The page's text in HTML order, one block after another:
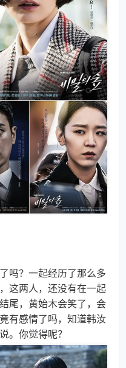
吗？一起经历了那么多
这两人，还没有在一起
尾，黄始木会笑了，会
有感情了吗，知道韩汝
。你觉得呢？